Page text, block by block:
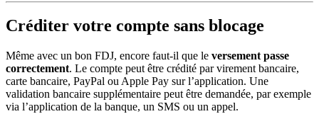
Créditer votre compte sans blocage
Même avec un bon FDJ, encore faut-il que le versement passe
correctement. Le compte peut être crédité par virement bancaire,
carte bancaire, PayPal ou Apple Pay sur l’application. Une
validation bancaire supplémentaire peut être demandée, par exemple
via l’application de la banque, un SMS ou un appel.